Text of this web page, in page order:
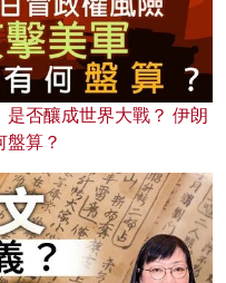
否釀成世界大戰？ 伊朗
算？